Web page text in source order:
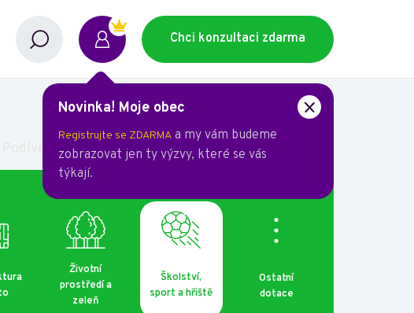
Chci konzultaci zdarma
Novinka! Moje obec
Registrujte se ZDARMA a my vám budeme
zobrazovat jen ty výzvy, které se vás
týkají.
se na podrobnosti.
Životní
prostředí a
zeleň
Školství,
sport a hřiště
Ostatní
dotace